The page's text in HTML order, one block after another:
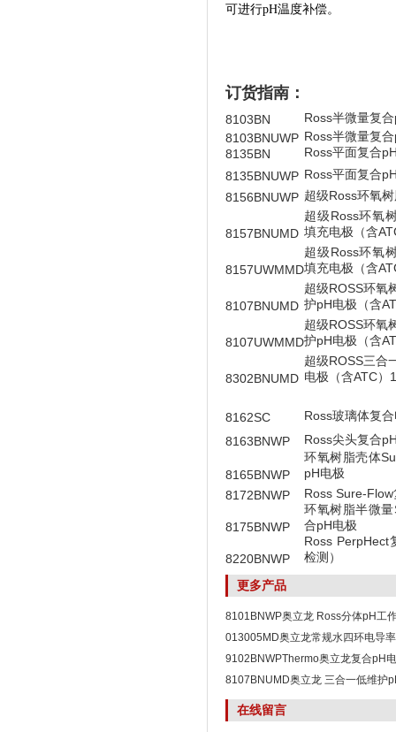
可进行pH温度补偿。
订货指南：
8103BN
Ross半微量复
8103BNUWP Ross半微量复
8135BN
Ross平面复合
8135BNUWP Ross平面复合
8156BNUWP 超级Ross环氧
8157BNUMD
超级Ross环氧
填充电极（含
8157UWMMD
超级Ross环氧
填充电极（含
8107BNUMD
超级ROSS环氧
护pH电极（含
8107UWMMD
超级ROSS环氧
护pH电极（含
8302BNUMD
超级ROSS三合
电极（含ATC）
8162SC
Ross玻璃体复
8163BNWP
Ross尖头复合
8165BNWP
环氧树脂壳体
pH电极
8172BNWP
Ross Sure-
8175BNWP
环氧树脂半微
合pH电极
8220BNWP
Ross
检测）
更多产品
8101BNWP奥立龙 Ross分体pH工
013005MD奥立龙常规水四环电导
9102BNWPThermo奥立龙复合pH
8107BNUMD奥立龙 三合一低维护
在线留言